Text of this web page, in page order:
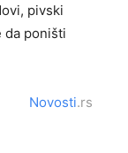
pivski
da poništi
Novosti.rs